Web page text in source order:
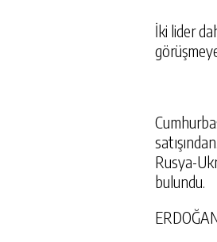
İki lider
Rusya-
bulundu.